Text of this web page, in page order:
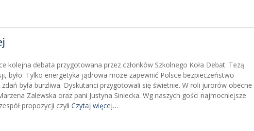
kolejna debata przygotowana przez członków Szkolnego Koła Debat. Tezą
było: Tylko energetyka jądrowa może zapewnić Polsce bezpieczeństwo
była burzliwa. Dyskutanci przygotowali się świetnie. W roli jurorów obecne
Zalewska oraz pani Justyna Siniecka. Wg naszych gości najmocniejsze
propozycji czyli Czytaj więcej…